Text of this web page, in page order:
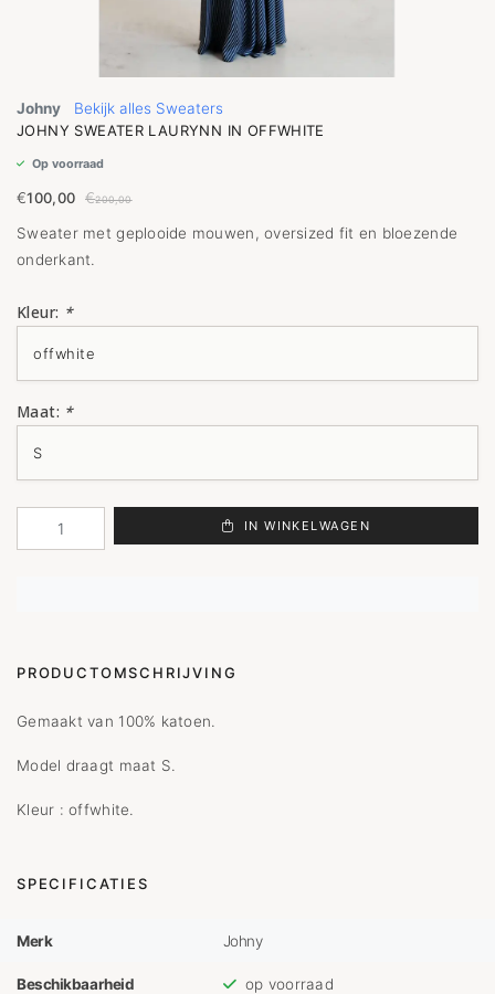
Johny
Bekijk alles Sweaters
JOHNY SWEATER LAURYNN IN OFFWHITE
Op voorraad
€100,00 €200,00
Sweater met geplooide mouwen, oversized fit en bloezende
onderkant.
Kleur: *
Maat: *
IN WINKELWAGEN
PRODUCTOMSCHRIJVING
Gemaakt van 100% katoen.
Model draagt maat S.
Kleur : offwhite.
SPECIFICATIES
Merk Johny
Beschikbaarheid op voorraad